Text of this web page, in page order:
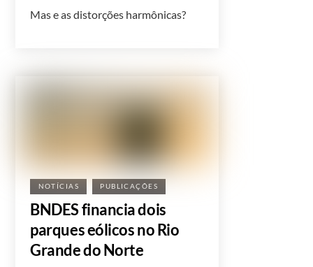
Mas e as distorções harmônicas?
NOTÍCIAS PUBLICAÇÕES
BNDES financia dois
parques eólicos no Rio
Grande do Norte